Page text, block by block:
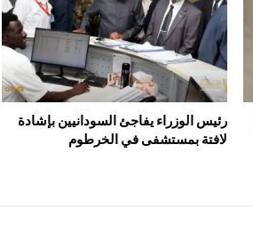
رئيس الوزراء يفاجئ السودانيين بإشادة
لافتة بمستشفى في الخرطوم